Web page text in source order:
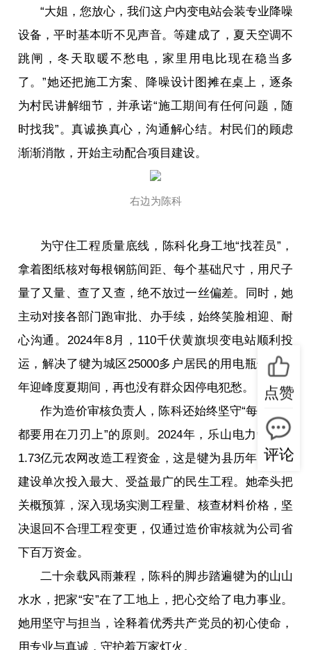
“大姐，您放心，我们这户内变电站会装专业降噪
设备，平时基本听不见声音。等建成了，夏天空调不
跳闸，冬天取暖不愁电，家里用电比现在稳当多
了。”她还把施工方案、降噪设计图摊在桌上，逐条
为村民讲解细节，并承诺“施工期间有任何问题，随
时找我”。真诚换真心，沟通解心结。村民们的顾虑
渐渐消散，开始主动配合项目建设。
右边为陈科
为守住工程质量底线，陈科化身工地“找茬员”，
拿着图纸核对每根钢筋间距、每个基础尺寸，用尺子
量了又量、查了又查，绝不放过一丝偏差。同时，她
主动对接各部门跑审批、办手续，始终笑脸相迎、耐
心沟通。2024年8月，110千伏黄旗坝变电站顺利投
运，解决了犍为城区25000多户居民的用电瓶颈，当
年迎峰度夏期间，再也没有群众因停电犯愁。
作为造价审核负责人，陈科还始终坚守“每一分钱
都要用在刀刃上”的原则。2024年，乐山电力争取到
1.73亿元农网改造工程资金，这是犍为县历年来农网
建设单次投入最大、受益最广的民生工程。她牵头把
关概预算，深入现场实测工程量、核查材料价格，坚
决退回不合理工程变更，仅通过造价审核就为公司省
下百万资金。
二十余载风雨兼程，陈科的脚步踏遍犍为的山山
水水，把家“安”在了工地上，把心交给了电力事业。
她用坚守与担当，诠释着优秀共产党员的初心使命，
用专业与真诚，守护着万家灯火。
点赞
评论